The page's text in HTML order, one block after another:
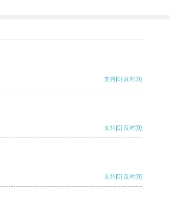
支持[0] 反对[0]
支持[0] 反对[0]
支持[0] 反对[0]